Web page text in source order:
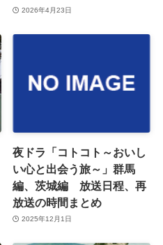
2026年4月23日
夜ドラ「コトコト～おいし
い心と出会う旅～」群馬
編、茨城編 放送日程、再
放送の時間まとめ
2025年12月1日